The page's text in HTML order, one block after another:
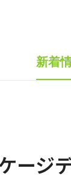
新着
ージ